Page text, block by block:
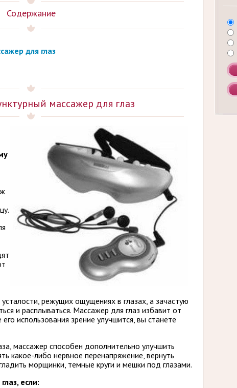
Содержание
для глаз
массажер для глаз
режущих ощущениях в глазах, а зачастую
и расплываться. Массажер для глаз избавит от
использования зрение улучшится, вы станете
массажер способен дополнительно улучшить
какое-либо нервное перенапряжение, вернуть
морщинки, темные круги и мешки под глазами.
если: